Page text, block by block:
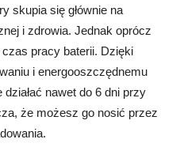
skupia się głównie na
i zdrowia. Jednak oprócz
pracy baterii. Dzięki
i energooszczędnemu
nawet do 6 dni przy
że możesz go nosić przez